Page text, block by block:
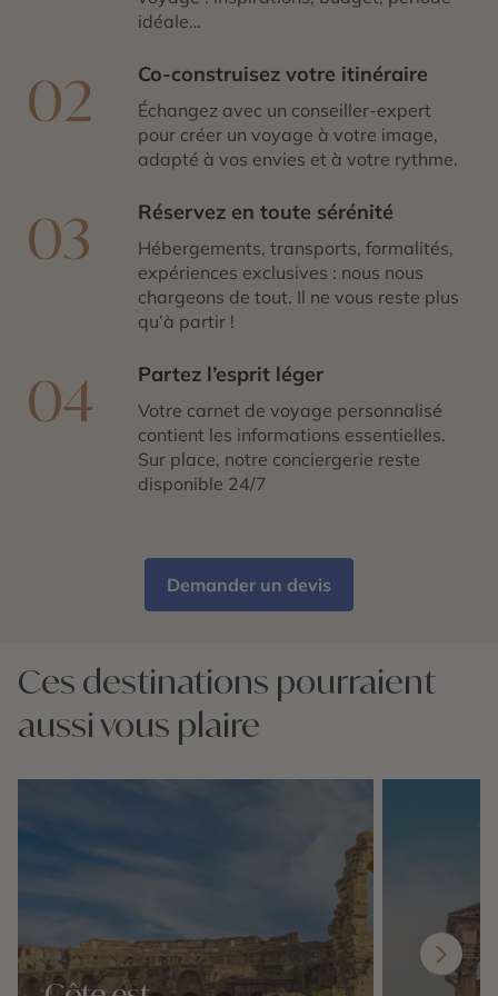
idéale…
02 Co-construisez votre itinéraire
Échangez avec un conseiller-expert
pour créer un voyage à votre image,
adapté à vos envies et à votre rythme.
03 Réservez en toute sérénité
Hébergements, transports, formalités,
expériences exclusives : nous nous
chargeons de tout. Il ne vous reste plus
qu’à partir !
04 Partez l’esprit léger
Votre carnet de voyage personnalisé
contient les informations essentielles.
Sur place, notre conciergerie reste
disponible 24/7
Demander un devis
Ces destinations pourraient
aussi vous plaire